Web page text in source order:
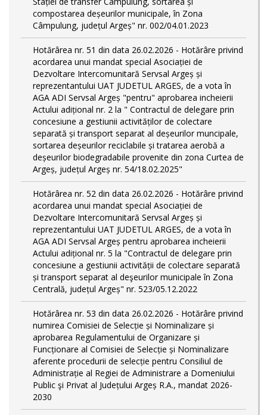
compostarea deșeurilor municipale, în Zona
Câmpulung, județul Argeș" nr. 002/04.01.2023
Hotărârea nr. 51 din data 26.02.2026 - Hotărâre privind
acordarea unui mandat special Asociației de
Dezvoltare Intercomunitară Servsal Argeș și
reprezentantului UAT JUDETUL ARGES, de a vota în
AGA ADI Servsal Argeș "pentru" aprobarea incheierii
Actului adițional nr. 2 la " Contractul de delegare prin
concesiune a gestiunii activităților de colectare
separată și transport separat al deșeurilor muncipale,
sortarea deșeurilor reciclabile și tratarea aerobă a
deșeurilor biodegradabile provenite din zona Curtea de
Argeș, județul Argeș nr. 54/18.02.2025"
Hotărârea nr. 52 din data 26.02.2026 - Hotărâre privind
acordarea unui mandat special Asociației de
Dezvoltare Intercomunitară Servsal Argeș și
reprezentantului UAT JUDETUL ARGES, de a vota în
AGA ADI Servsal Argeș pentru aprobarea incheierii
Actului adițional nr. 5 la "Contractul de delegare prin
concesiune a gestiunii activității de colectare separată
și transport separat al deşeurilor municipale în Zona
Centrală, județul Argeș" nr. 523/05.12.2022
Hotărârea nr. 53 din data 26.02.2026 - Hotărâre privind
numirea Comisiei de Selecție și Nominalizare și
aprobarea Regulamentului de Organizare și
Funcționare al Comisiei de Selecție și Nominalizare
aferente procedurii de selecție pentru Consiliul de
Administrație al Regiei de Administrare a Domeniului
Public şi Privat al Județului Argeș R.A., mandat 2026-
2030